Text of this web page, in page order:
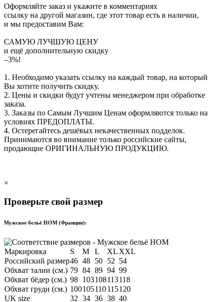
Оформляйте заказ и укажите в комментариях
ссылку на другой магазин, где этот товар есть в наличии,
и мы предоставим Вам:
САМУЮ ЛУЧШУЮ ЦЕНУ
и ещё дополнительную скидку
–3%!
1. Необходимо указать ссылку на каждый товар, на который
Вы хотите получить скидку.
2. Цены и скидки будут учтены менеджером при обработке
заказа.
3. Заказы по Самым Лучшим Ценам оформляются только на
условиях ПРЕДОПЛАТЫ.
4. Остерегайтесь дешёвых некачественных подделок.
Принимаются во внимание только российские сайты,
продающие ОРИГИНАЛЬНУЮ ПРОДУКЦИЮ.
×
Проверьте свой размер
Мужское бельё HOM (Франция):
Маркировка S M L XL XXL
Российский размер46 48 50 52 54
Обхват талии (см.) 79 84 89 94 99
Обхват бёдер (см.) 98 103108113118
Обхват груди (см.) 100105110115120
UK size
32 34 36 38 40